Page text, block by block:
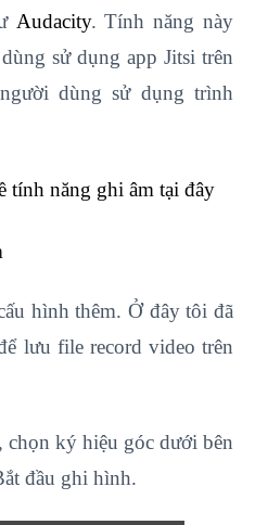
Audacity. Tính năng này
sử dụng app Jitsi trên
dùng sử dụng trình
tính năng ghi âm tại đây
hình thêm. Ở đây tôi đã
lưu file record video trên
ký hiệu góc dưới bên
đầu ghi hình.